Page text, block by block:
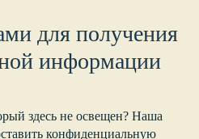
для получения
информации
здесь не освещен? Наша
конфиденциальную